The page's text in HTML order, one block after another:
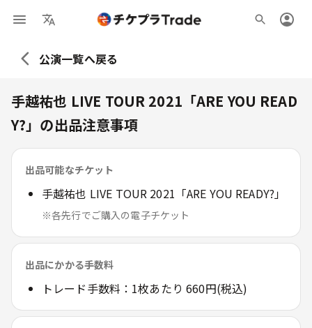
公演一覧へ戻る
手越祐也 LIVE TOUR 2021「ARE YOU READ
Y?」 の出品注意事項
出品可能なチケット
手越祐也 LIVE TOUR 2021「ARE YOU READY?」
※各先行でご購入の電子チケット
出品にかかる手数料
トレード手数料：1枚あたり 660円(税込)